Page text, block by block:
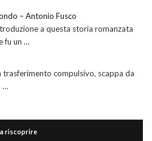
– Antonio Fusco
a questa storia romanzata
fu un …
compulsivo, scappa da
…
riscoprire